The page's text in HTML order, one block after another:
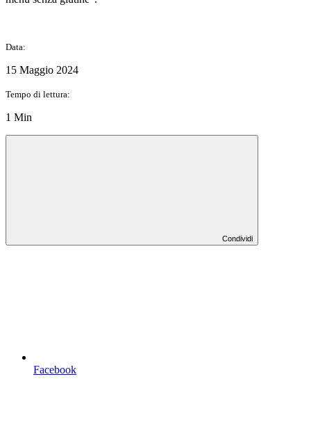
Data:
15 Maggio 2024
Tempo di lettura:
1 Min
Condividi
Facebook